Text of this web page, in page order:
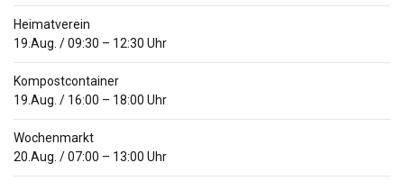
Heimatverein
19.Aug. /09:30 – 12:30 Uhr
Kompostcontainer
19.Aug. / 16:00 – 18:00 Uhr
Wochenmarkt
20.Aug. /07:00 – 13:00 Uhr